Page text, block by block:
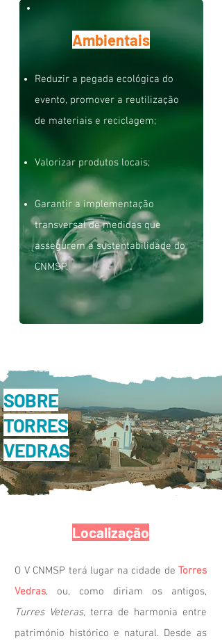
Ambientais
Reduzir a pegada ecológica do
evento, promover a reutilização
de materiais e reciclagem;
Valorizar produtos locais;
Garantir a implementação
transversal de medidas que
assegurem a sustentabilidade do
CNMSP.
SOBRE
TORRES
VEDRAS
Localização
O V CNMSP terá lugar na cidade de Torres
Vedras, ou, como diriam os antigos,
Turres Veteras, terra de harmonia entre
património histórico e natural. Desde as